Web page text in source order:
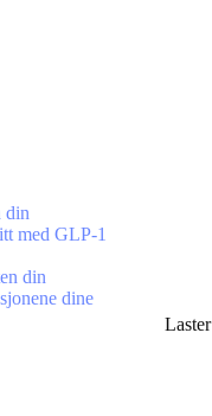
din
med GLP-1
din
dine